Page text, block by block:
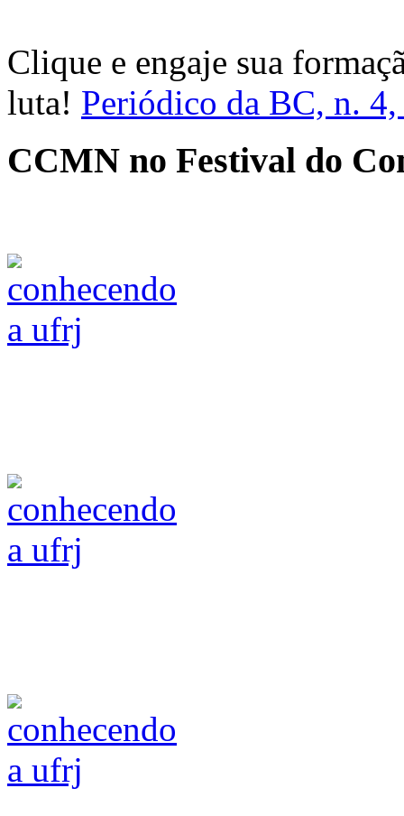
Clique e engaje sua
luta! Periódico da BC, n.
CCMN no Festival do